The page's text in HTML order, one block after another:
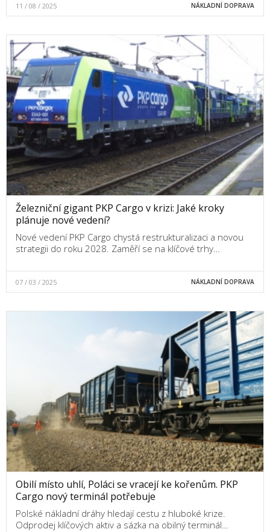
11 / 08 / 2025 NÁKLADNÍ DOPRAVA
Železniční gigant PKP Cargo v krizi: Jaké kroky
plánuje nové vedení?
Nové vedení PKP Cargo chystá restrukturalizaci a novou
strategii do roku 2028. Zaměří se na klíčové trhy…
07 / 03 / 2025 NÁKLADNÍ DOPRAVA
Obilí místo uhlí, Poláci se vracejí ke kořenům. PKP
Cargo nový terminál potřebuje
Polské nákladní dráhy hledají cestu z hluboké krize.
Odprodej klíčových aktiv a sázka na obilný terminál…